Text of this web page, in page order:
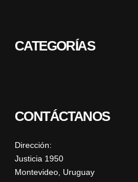
CATEGORÍAS
CONTÁCTANOS
Dirección:
Justicia 1950
Montevideo, Uruguay